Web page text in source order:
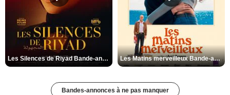
Les Silences de Riyad Bande-annonce VO STFR Les Matins merveilleux Bande-annonce VF
Bandes-annonces à ne pas manquer